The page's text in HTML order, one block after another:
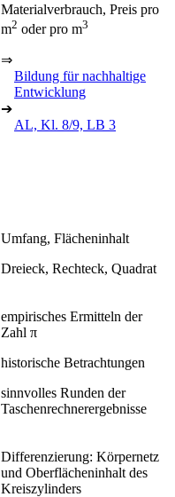
Materialverbrauch, Preis pro
m2 oder pro m3
⇒
Bildung für nachhaltige
Entwicklung
➔
AL, Kl. 8/9, LB 3
Umfang, Flächeninhalt
Dreieck, Rechteck, Quadrat
empirisches Ermitteln der
Zahl
π
π
historische Betrachtungen
sinnvolles Runden der
Taschenrechnerergebnisse
Differenzierung: Körpernetz
und Oberflächeninhalt des
Kreiszylinders